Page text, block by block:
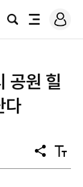
검
전
로
그
공원 힐
다
공
유
텍
스